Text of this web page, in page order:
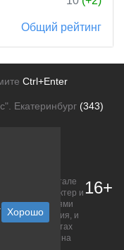
Общий рейтинг
Ctrl+Enter
Екатеринбург (343)
на портале
характер и
положениями
описания, и
на сайтах
право на
16+